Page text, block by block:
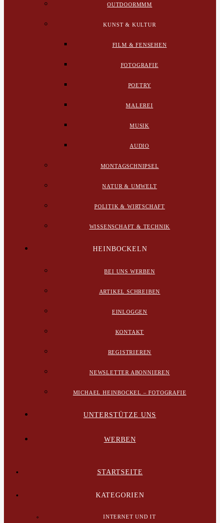
OUTDOORMMM
KUNST & KULTUR
FILM & FENSEHEN
FOTOGRAFIE
POETRY
MALEREI
MUSIK
AUDIO
MONTAGSCHNIPSEL
NATUR & UMWELT
POLITIK & WIRTSCHAFT
WISSENSCHAFT & TECHNIK
HEINBOCKELN
BEI UNS WERBEN
ARTIKEL SCHREIBEN
EINLOGGEN
KONTAKT
REGISTRIEREN
NEWSLETTER ABONNIEREN
MICHAEL HEINBOCKEL – FOTOGRAFIE
UNTERSTÜTZE UNS
WERBEN
STARTSEITE
KATEGORIEN
INTERNET UND IT